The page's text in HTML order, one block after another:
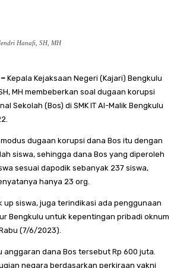
Hanafi, SH, MH
Kepala Kejaksaan Negeri (Kajari) Bengkulu
MH membeberkan soal dugaan korupsi
Sekolah (Bos) di SMK IT Al-Malik Bengkulu
dugaan korupsi dana Bos itu dengan
siswa, sehingga dana Bos yang diperoleh
sesuai dapodik sebanyak 237 siswa,
hanya 23 org.
up siswa, juga terindikasi ada penggunaan
Bengkulu untuk kepentingan pribadi oknum
(7/6/2023).
anggaran dana Bos tersebut Rp 600 juta.
negara berdasarkan perkiraan yakni